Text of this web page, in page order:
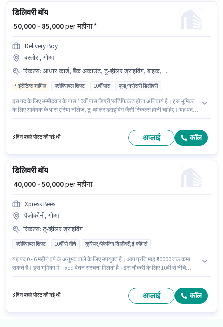
डिलिवरी बॉय
₹ 50,000 - 85,000per महीना *
Delivery Boy
बस्तोरा, गोआ
स्किल्स: आधार कार्ड, बैंक अकाउंट, टू-व्हीलर ड्राइविंग, बाइक, PAN कार्ड, एरिया नॉलेज, स्मार्टफोन
इंसेंटिव्स शामिल फ्लेक्सिबल शिफ्ट 10वीं पास फूड/ग्रॉसरी डिलीवरी
इस पद के लिए उम्मीदवार के पास 10वीं पास डिग्री/सर्टिफिकेट होना अनिवार्य है। इस भूमिका
के लिए आवेदक के पास एरिया नॉलेज, टू-व्हीलर ड्राइविंग जैसी स्किल्स होनी चाहिए। यह पद
स्थित है। इस पद के लिए आवश्यक दस्तावेज़ जैसे PAN कार्ड, आधार कार्ड, बैंक अकाउंट का
3 दिन पहले पोस्ट की गई थी अप्लाई कॉल
डिलिवरी बॉय
₹ 40,000 - 50,000per महीना
Xpress Bees
पैंज़ोर्कोनी, गोआ
स्किल्स: टू-व्हीलर ड्राइविंग
फ्लेक्सिबल शिफ्ट 10वीं से नीचे कूरियर/पैकेजिंग डिलीवरी,ई-कॉमर्स
यह पद 0 - 6 महीने वर्ष के अनुभव वाले के लिए उपयुक्त है। आप प्रति माह ₹50000 तक कमा
सकते हैं। इस भूमिका में Fixed वेतन संरचना मिलती है। इस नौकरी के लिए 10वीं से नीचे
working प्रति सप्ताह है। इस भूमिका के लिए आवेदक के पास टू-व्हीलर ड्राइविंग जैसी
3 दिन पहले पोस्ट की गई थी अप्लाई कॉल